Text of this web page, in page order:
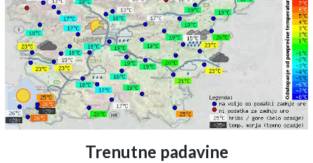
Trenutne padavine